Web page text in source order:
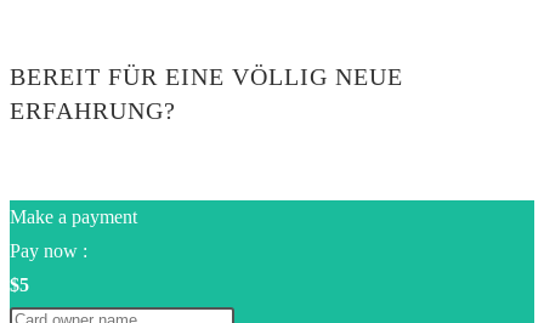
BEREIT FÜR EINE VÖLLIG NEUE
ERFAHRUNG?
Make a payment
Pay now :
$5